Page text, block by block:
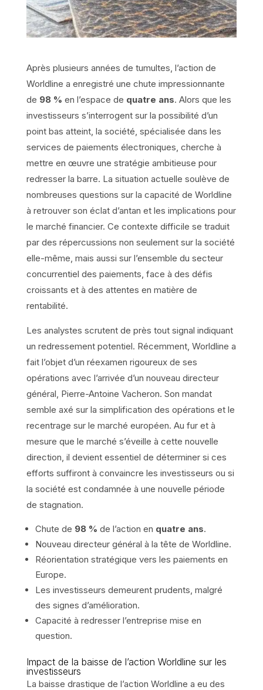
Après plusieurs années de tumultes, l’action de
Worldline a enregistré une chute impressionnante
de 98 % en l’espace de quatre ans. Alors que les
investisseurs s’interrogent sur la possibilité d’un
point bas atteint, la société, spécialisée dans les
services de paiements électroniques, cherche à
mettre en œuvre une stratégie ambitieuse pour
redresser la barre. La situation actuelle soulève de
nombreuses questions sur la capacité de Worldline
à retrouver son éclat d’antan et les implications pour
le marché financier. Ce contexte difficile se traduit
par des répercussions non seulement sur la société
elle-même, mais aussi sur l’ensemble du secteur
concurrentiel des paiements, face à des défis
croissants et à des attentes en matière de
rentabilité.
Les analystes scrutent de près tout signal indiquant
un redressement potentiel. Récemment, Worldline a
fait l’objet d’un réexamen rigoureux de ses
opérations avec l’arrivée d’un nouveau directeur
général, Pierre-Antoine Vacheron. Son mandat
semble axé sur la simplification des opérations et le
recentrage sur le marché européen. Au fur et à
mesure que le marché s’éveille à cette nouvelle
direction, il devient essentiel de déterminer si ces
efforts suffiront à convaincre les investisseurs ou si
la société est condamnée à une nouvelle période
de stagnation.
Chute de 98 % de l’action en quatre ans.
Nouveau directeur général à la tête de Worldline.
Réorientation stratégique vers les paiements en
Europe.
Les investisseurs demeurent prudents, malgré
des signes d’amélioration.
Capacité à redresser l’entreprise mise en
question.
Impact de la baisse de l’action Worldline sur les
investisseurs
La baisse drastique de l’action Worldline a eu des